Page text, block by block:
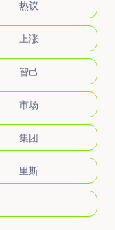
热议
上涨
智己
市场
集团
里斯